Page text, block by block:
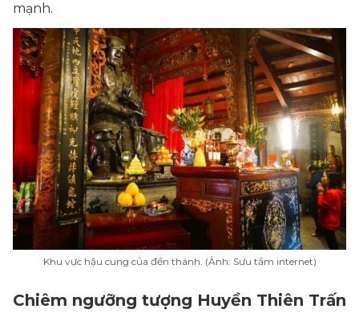
mạnh.
Khu vực hậu cung của đền thánh. (Ảnh: Sưu tầm internet)
Chiêm ngưỡng tượng Huyền Thiên Trấn